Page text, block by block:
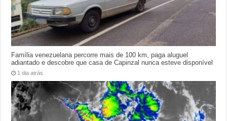
Família venezuelana percorre mais de 100 km, paga aluguel
adiantado e descobre que casa de Capinzal nunca esteve disponível
1 dia atrás